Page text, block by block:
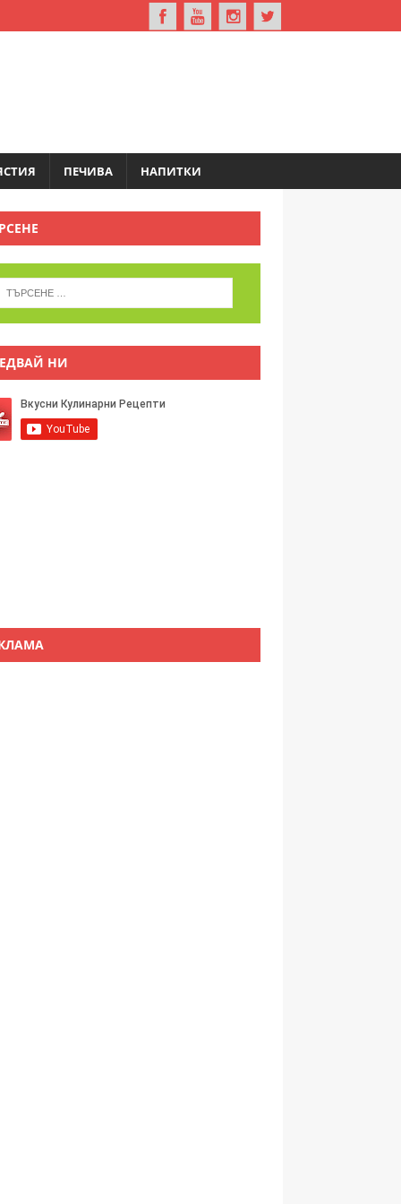
ПЕЧИВА НАПИТКИ
НИ